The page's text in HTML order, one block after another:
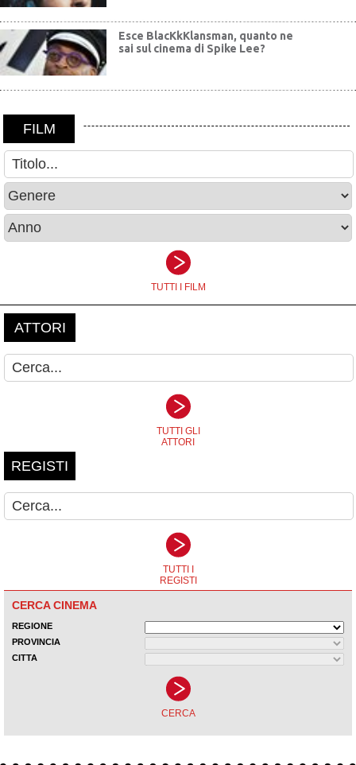
Esce BlacKkKlansman, quanto ne
sai sul cinema di Spike Lee?